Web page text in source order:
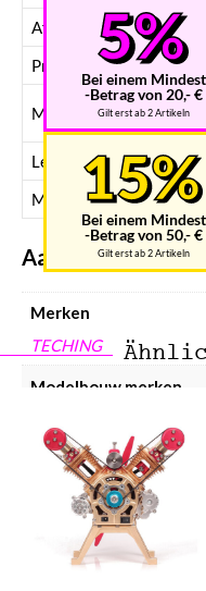
Afmetingen
Productgewicht
Moeilijkheidsgraad
Leeftijdsadvies
Montagetijd
Aanvullende
Merken
TECHING
Modelbouw merken
Modelbouw collectie
Auto's & voertuigen
Modelbouw doelgroep
Volwassenen
Bei einem Mindest
-Betrag von 20,- €
Gilt erst ab 2 Artikeln
Bei einem Mindest
-Betrag von 50,- €
Gilt erst ab 2 Artikeln